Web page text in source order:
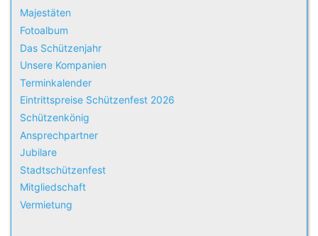
Majestäten
Fotoalbum
Das Schützenjahr
Unsere Kompanien
Terminkalender
Eintrittspreise Schützenfest 2026
Schützenkönig
Ansprechpartner
Jubilare
Stadtschützenfest
Mitgliedschaft
Vermietung